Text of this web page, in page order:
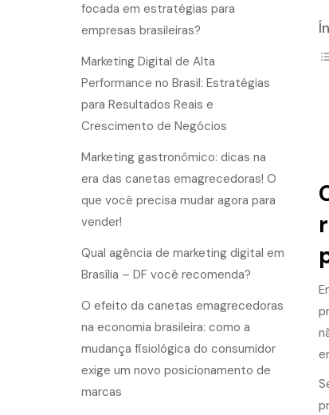
focada em estratégias para
empresas brasileiras?
Marketing Digital de Alta
Performance no Brasil: Estratégias
para Resultados Reais e
Crescimento de Negócios
Marketing gastronômico: dicas na
era das canetas emagrecedoras! O
que você precisa mudar agora para
vender!
Qual agência de marketing digital em
Brasília – DF você recomenda?
O efeito da canetas emagrecedoras
na economia brasileira: como a
mudança fisiológica do consumidor
exige um novo posicionamento de
marcas